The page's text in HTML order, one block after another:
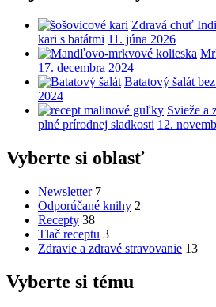
Zdravá chuť
kari s batátmi 11. júna 2026
17. decembra 2024
Batatový šalát
2024
Svieže a
plné prírodnej sladkosti 12.
Vyberte si oblasť
Newsletter 7
Odporúčané knihy 2
Recepty 38
Tlač receptu 3
Zdravie a zdravé stravovanie 13
Vyberte si tému